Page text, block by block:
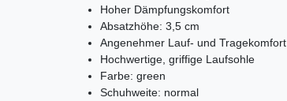
Hoher Dämpfungskomfort
Absatzhöhe: 3,5 cm
Angenehmer Lauf- und Tragekomfort
Hochwertige, griffige Laufsohle
Farbe: green
Schuhweite: normal